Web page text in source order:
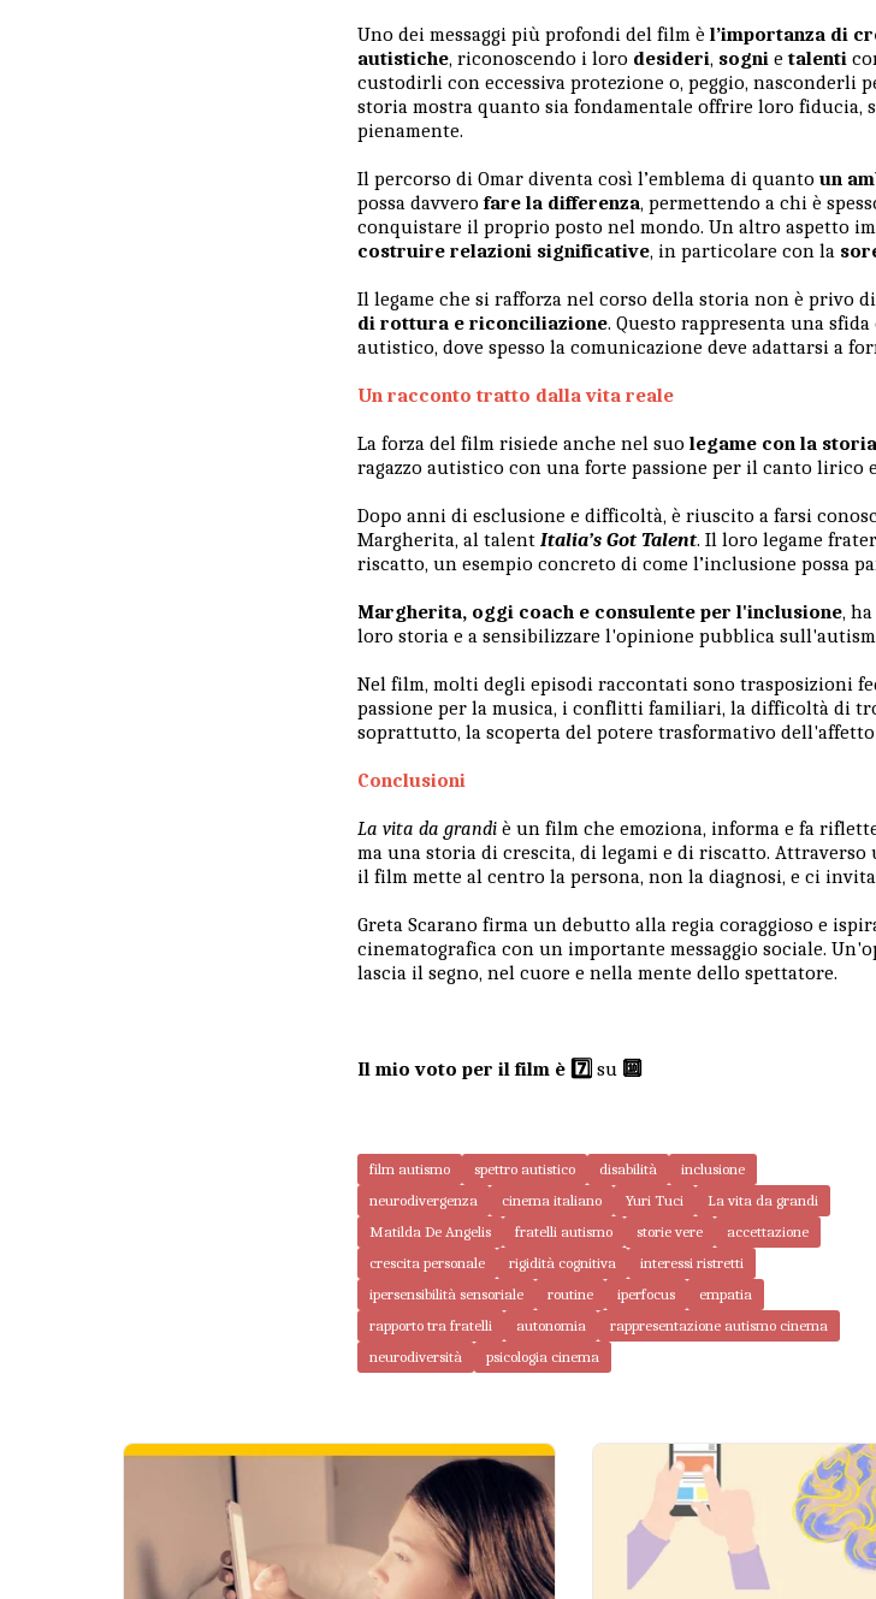
Uno dei messaggi più profondi del film è l’importanza di
autistiche, riconoscendo i loro desideri, sogni etalenti
custodirli con eccessiva protezione o, peggio, nasconderli
storia mostra quanto sia fondamentale offrire loro fiducia,
pienamente.
Il percorso di Omar diventa così l’emblema di quanto un
possa davverofare la differenza, permettendo a chi è
conquistare il proprio posto nel mondo. Un altro aspetto
costruire relazioni significative, in particolare con la
Il legame che si rafforza nel corso della storia non è privo di
di rottura e riconciliazione. Questo rappresenta una
autistico, dove spesso la comunicazione deve adattarsi a
Un racconto tratto dalla vita reale
La forza del film risiede anche nel suo legame con la
ragazzo autistico con una forte passione per il canto lirico
Dopo anni di esclusione e difficoltà, è riuscito a farsi
Margherita, al talent Italia’s Got Talent. Il loro legame
riscatto, un esempio concreto di come l’inclusione possa
Margherita, oggi coach e consulente per l'inclusione,
loro storia e a sensibilizzare l'opinione pubblica
Nel film, molti degli episodi raccontati sono trasposizioni
passione per la musica, i conflitti familiari, la difficoltà di
soprattutto, la scoperta del potere trasformativo
Conclusioni
La vita da grandi è un film che emoziona, informa e fa
ma una storia di crescita, di legami e di riscatto. Attraverso
il film mette al centro la persona, non la diagnosi, e ci
Greta Scarano firma un debutto alla regia coraggioso e
cinematografica con un importante messaggio sociale.
lascia il segno, nel cuore e nella mente dello spettatore.
Il mio voto per il film è 7️⃣ su 🔟
film autismo spettro autistico disabilità
inclusione
neurodivergenza
cinema italiano Yuri Tuci
La vita da grandi
Matilda De Angelis
fratelli autismo storie vere
accettazione
crescita personale
rigidità cognitiva
interessi ristretti
ipersensibilità sensoriale
routine iperfocus
empatia
rapporto tra fratelli
autonomia
rappresentazione autismo cinema
neurodiversità
psicologia cinema